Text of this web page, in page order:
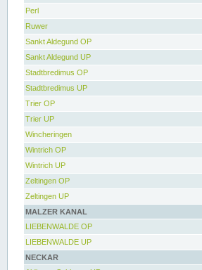
Perl
Ruwer
Sankt Aldegund OP
Sankt Aldegund UP
Stadtbredimus OP
Stadtbredimus UP
Trier OP
Trier UP
Wincheringen
Wintrich OP
Wintrich UP
Zeltingen OP
Zeltingen UP
MALZER KANAL
LIEBENWALDE OP
LIEBENWALDE UP
NECKAR